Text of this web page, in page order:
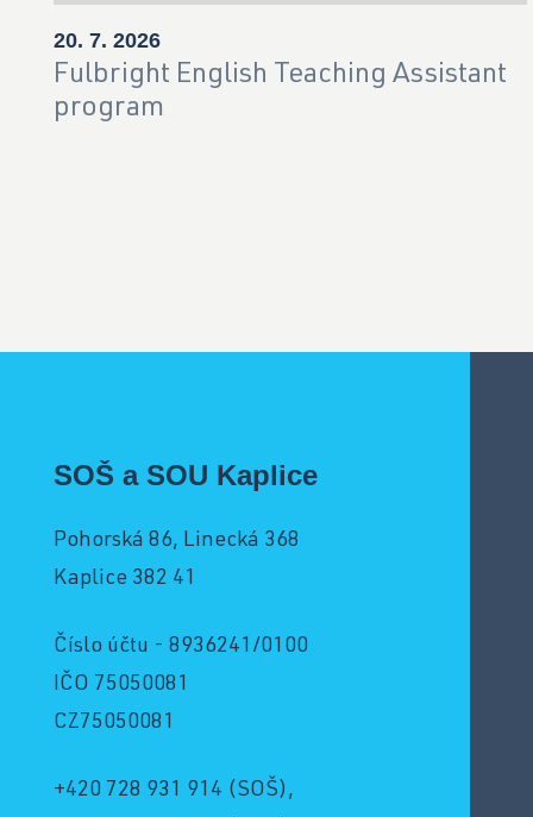
20. 7. 2026
Fulbright English Teaching Assistant
program
SOŠ a SOU Kaplice
Pohorská 86, Linecká 368
Kaplice 382 41
Číslo účtu - 8936241/0100
IČO 75050081
CZ75050081
+420 728 931 914 (SOŠ),